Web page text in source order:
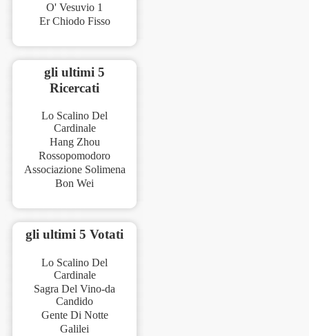
O' Vesuvio 1
Er Chiodo Fisso
gli ultimi 5
Ricercati
Lo Scalino Del
Cardinale
Hang Zhou
Rossopomodoro
Associazione Solimena
Bon Wei
gli ultimi 5 Votati
Lo Scalino Del
Cardinale
Sagra Del Vino-da
Candido
Gente Di Notte
Galilei